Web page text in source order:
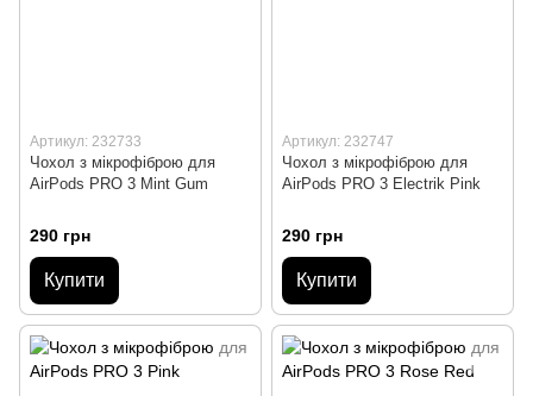
Артикул: 232733
Чохол з мікрофіброю для
AirPods PRO 3 Mint Gum
290 грн
Купити
Артикул: 232747
Чохол з мікрофіброю для
AirPods PRO 3 Electrik Pink
290 грн
Купити